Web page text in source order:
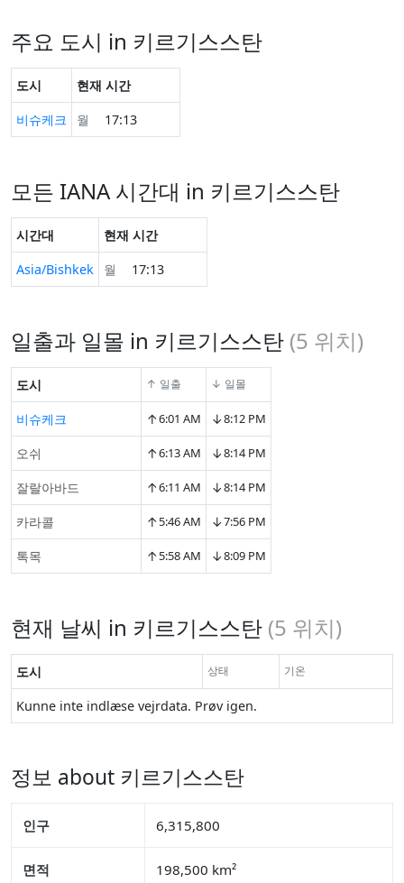
주요 도시 in 키르기스스탄
도시
현재 시간
비슈케크
월 17:13
모든 IANA 시간대 in 키르기스스탄
시간대
현재 시간
Asia/Bishkek
월 17:13
일출과 일몰 in 키르기스스탄 (5 위치)
도시 ↑ 일출 ↓ 일몰
비슈케크 ↑6:01 AM ↓8:12 PM
오쉬 ↑6:13 AM ↓8:14 PM
잘랄아바드 ↑6:11 AM ↓8:14 PM
카라콜 ↑5:46 AM ↓7:56 PM
톡목 ↑5:58 AM ↓8:09 PM
현재 날씨 in 키르기스스탄 (5 위치)
도시 상태 기온
Kunne inte indlæse vejrdata. Prøv igen.
정보 about 키르기스스탄
인구 6,315,800
면적 198,500 km²